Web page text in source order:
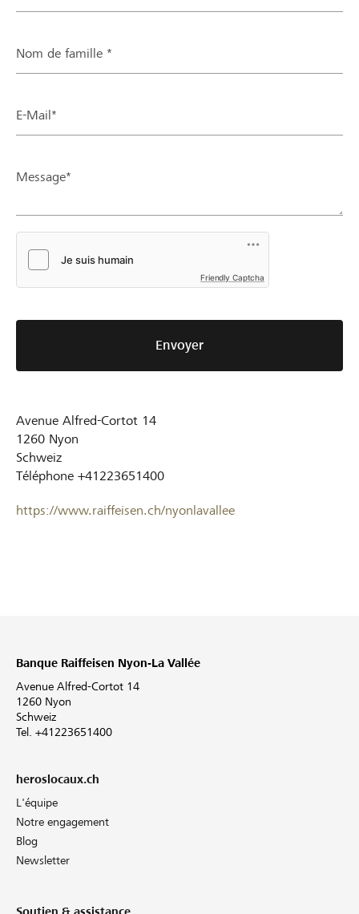
Nom de famille *
E-Mail*
Message*
Friendly Captcha
Envoyer
Avenue Alfred-Cortot 14
1260 Nyon
Schweiz
Téléphone +41223651400
https://www.raiffeisen.ch/nyonlavallee
Banque Raiffeisen Nyon-La Vallée
Avenue Alfred-Cortot 14
1260 Nyon
Schweiz
Tel. +41223651400
heroslocaux.ch
L'équipe
Notre engagement
Blog
Newsletter
Soutien & assistance